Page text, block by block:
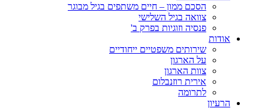
הסכם ממון – חיים משתפים בגיל מבוגר
צוואה בגיל השלישי
פנסיה וזוגיות בפרק ב'
אודות
שירותים משפטיים ייחודיים
על הארגון
צוות הארגון
אירית רוזנבלום
לתרומה
הרעיון